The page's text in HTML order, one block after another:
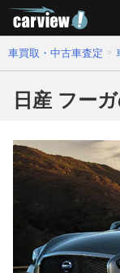
車買取・中古車査定
日産 フー